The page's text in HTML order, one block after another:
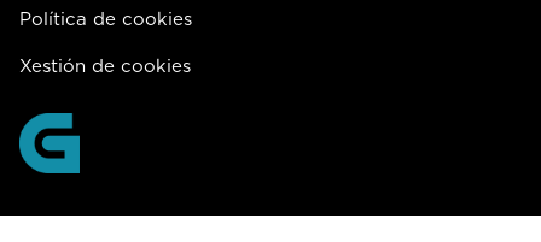
Política de cookies
Xestión de cookies